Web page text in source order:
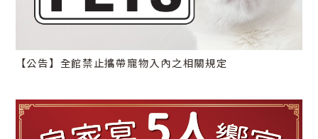
【公告】全館禁止攜帶寵物入內之相關規定